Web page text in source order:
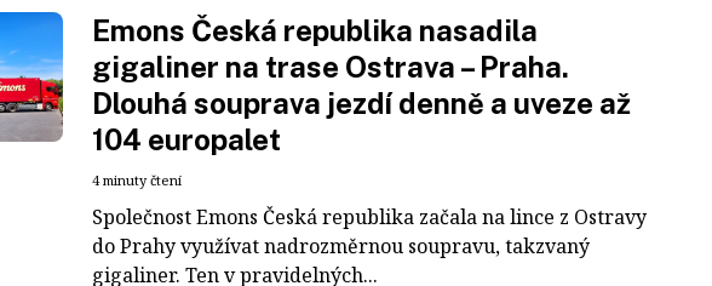
Emons Česká republika nasadila
gigaliner na trase Ostrava – Praha.
Dlouhá souprava jezdí denně a uveze až
104 europalet
4 minuty čtení
Společnost Emons Česká republika začala na lince z Ostravy
do Prahy využívat nadrozměrnou soupravu, takzvaný
gigaliner. Ten v pravidelných...